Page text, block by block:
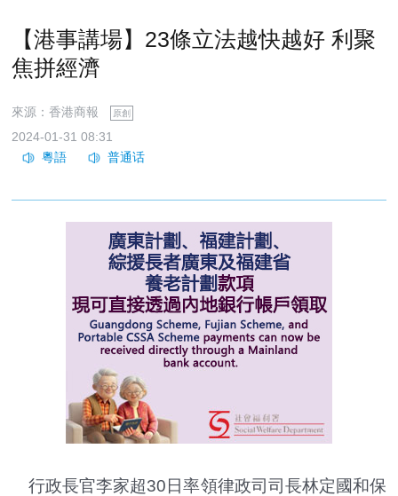
【港事講場】23條立法越快越好 利聚
焦拼經濟
來源：香港商報 原創
2024-01-31 08:31
行政長官李家超30日率領律政司司長林定國和保